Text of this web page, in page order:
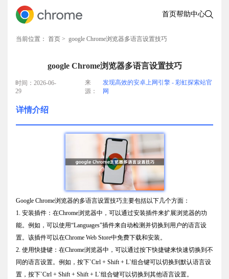
首页帮助中心
当前位置： 首页 > google Chrome浏览器多语言设置技巧
google Chrome浏览器多语言设置技巧
时间：2026-06-
29
来
源：
发现高效的安卓上网引擎 - 彩虹探索站官
网
详情介绍
Google Chrome浏览器的多语言设置技巧主要包括以下几个方面：
1. 安装插件：在Chrome浏览器中，可以通过安装插件来扩展浏览器的功
能。例如，可以使用“Languages”插件来自动检测并切换到用户的语言设
置。该插件可以在Chrome Web Store中免费下载和安装。
2. 使用快捷键：在Chrome浏览器中，可以通过按下快捷键来快速切换到不
同的语言设置。例如，按下`Ctrl + Shift + L`组合键可以切换到默认语言设
置，按下`Ctrl + Shift + Shift + L`组合键可以切换到其他语言设置。